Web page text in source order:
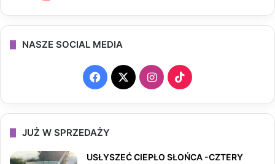
NASZE SOCIAL MEDIA
F
a
X
I
n
T
i
T
JUŻ W SPRZEDAŻY
USŁYSZEĆ CIEPŁO SŁOŃCA -CZTERY